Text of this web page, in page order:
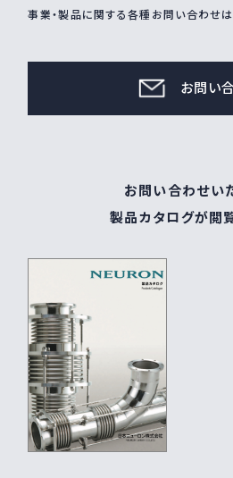
事業・製品に関する各種お問い合わせ
お問い
お問い合わせい
製品カタログが閲